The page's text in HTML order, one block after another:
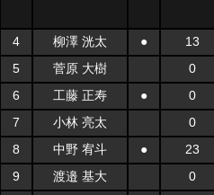
4 柳澤 洸太 ● 13
5
菅原 大樹 0
6
工藤 正寿 ● 0
7
小林 亮太 0
8
中野 宥斗 ● 23
9
渡邉 基大 0